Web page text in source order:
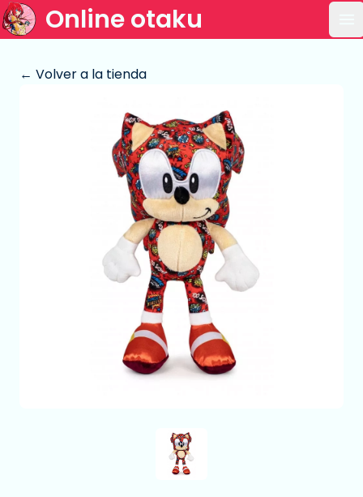
Online otaku
← Volver a la tienda